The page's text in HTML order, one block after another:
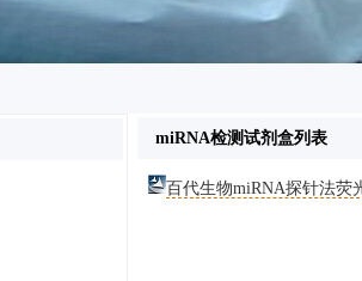
miRNA检测试剂盒列表
百代生物miRNA探针法荧